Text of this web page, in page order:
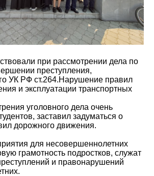
при рассмотрении дела по
преступления,
УК РФ ст.264.Нарушение правил
и эксплуатации транспортных
уголовного дела очень
заставил задуматься о
дорожного движения.
для несовершеннолетних
грамотность подростков, служат
и правонарушений